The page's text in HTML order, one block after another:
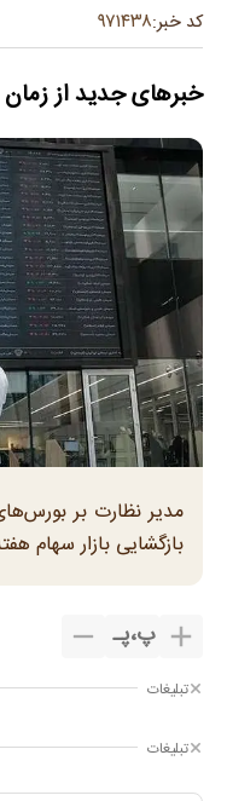
کد خبر:۹۷۱۴۳۸
خبرهای جدید از زمان
مدیر نظارت بر
بازگشایی بازار سهام
پ،پـ
تبلیغات
تبلیغات